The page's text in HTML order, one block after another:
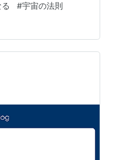
て 許した瞬間に、
話しします。 最後に
クも紹介します。 魂
図が暴かれる あなた
富士山噴火で
#宇宙の法則